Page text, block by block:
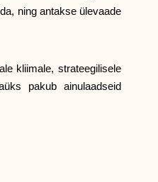
ning antakse ülevaade
kliimale, strateegilisele
pakub ainulaadseid